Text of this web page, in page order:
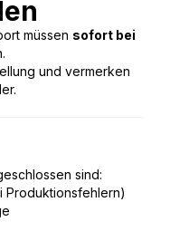
müssen sofort bei
und vermerken
sind:
Produktionsfehlern)